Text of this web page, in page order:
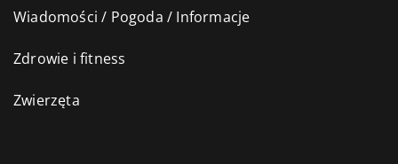
Wiadomości / Pogoda / Informacje
Zdrowie i fitness
Zwierzęta